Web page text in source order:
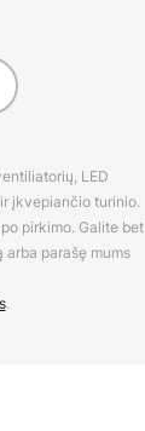
LED
įkvepiančio turinio.
pirkimo. Galite bet
parašę mums
.